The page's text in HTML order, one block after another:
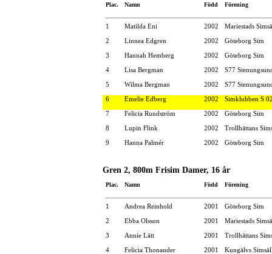
Plac. Namn Född Förening
1 Matilda Eni 2002
Mariestads
2
Linnea Edgren 2002
Göteborg Sim
3
Hannah Hemberg 2002
Göteborg Sim
4
Lisa Bergman 2002
S77
5
Wilma Bergman 2002
S77
6
Emelie Edberg 2002
Simklubben S
7
Felicia Rundström 2002
Göteborg Sim
8
Lupin Flink 2002
Trollhättans
9
Hanna Palmér 2002 Göteborg Sim
Gren 2, 800m Frisim Damer, 16 år
Plac. Namn Född Förening
1 Andrea Reinhold 2001
Göteborg Sim
2
Ebba Olsson 2001
Mariestads
3
Annie Lätt 2001
Trollhättans
4
Felicia Thonander 2001
Kungälvs